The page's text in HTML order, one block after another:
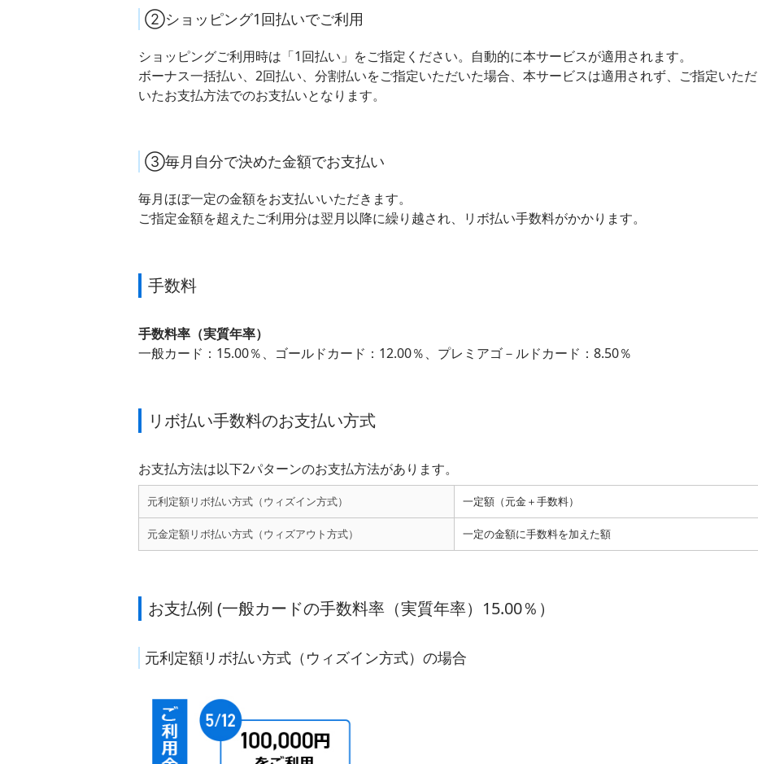
②ショッピング1回払いでご利用
ショッピングご利用時は「1回払い」をご指定ください。自動的に本サービスが適用されます。
ボーナス一括払い、2回払い、分割払いをご指定いただいた場合、本サービスは適用されず、ご指定いただ
いたお支払方法でのお支払いとなります。
③毎月自分で決めた金額でお支払い
毎月ほぼ一定の金額をお支払いいただきます。
ご指定金額を超えたご利用分は翌月以降に繰り越され、リボ払い手数料がかかります。
手数料
手数料率（実質年率）
一般カード：15.00％、ゴールドカード：12.00％、プレミアゴ－ルドカード：8.50％
リボ払い手数料のお支払い方式
お支払方法は以下2パターンのお支払方法があります。
元利定額リボ払い方式 （ウィズイン方式） 一定額（元金＋手数料）
元金定額リボ払い方式 （ウィズアウト方式） 一定の金額に手数料を加えた額
お支払例 (一般カードの手数料率（実質年率）15.00％）
元利定額リボ払い方式（ウィズイン方式）の場合